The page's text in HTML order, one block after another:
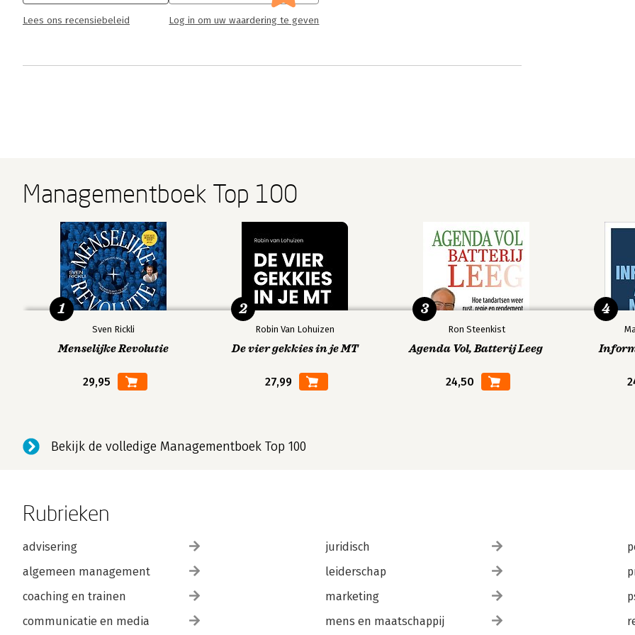
Lees ons recensiebeleid Log in om uw waardering te geven
Managementboek Top 100
Sven Rickli
Menselijke Revolutie
29,95
1
Robin Van Lohuizen
De vier gekkies in je MT
27,99
2
Ron Steenkist
Agenda Vol, Batterij Leeg
24,50
3 4
Bekijk de volledige Managementboek Top 100
Rubrieken
advisering
algemeen management
coaching en trainen
communicatie en media
juridisch
leiderschap
marketing
mens en maatschappij